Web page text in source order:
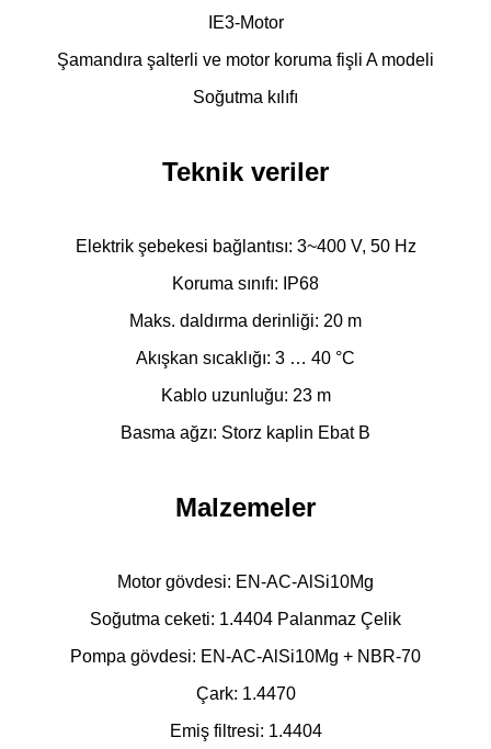
IE3-Motor
Şamandıra şalterli ve motor koruma fişli A modeli
Soğutma kılıfı
Teknik veriler
Elektrik şebekesi bağlantısı: 3~400 V, 50 Hz
Koruma sınıfı: IP68
Maks. daldırma derinliği: 20 m
Akışkan sıcaklığı: 3 … 40 °C
Kablo uzunluğu: 23 m
Basma ağzı: Storz kaplin Ebat B
Malzemeler
Motor gövdesi: EN-AC-AlSi10Mg
Soğutma ceketi: 1.4404 Palanmaz Çelik
Pompa gövdesi: EN-AC-AlSi10Mg + NBR-70
Çark: 1.4470
Emiş filtresi: 1.4404